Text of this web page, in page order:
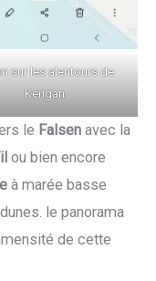
sur les alentours de
Kerigan
le Falsen avec la
ou bien encore
à marée basse
le panorama
de cette